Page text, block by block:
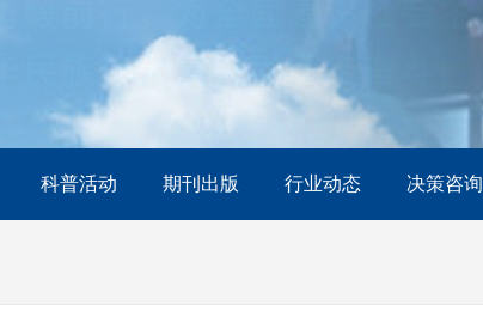
科普活动 期刊出版 行业动态 决策咨询